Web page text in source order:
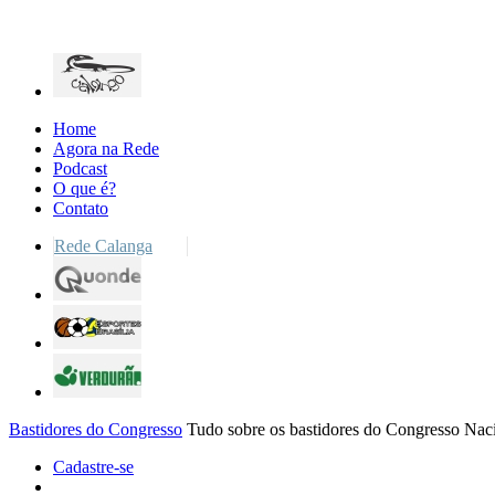
Home
Agora na Rede
Podcast
O que é?
Contato
Rede Calanga
Bastidores do Congresso Tudo sobre os bastidores do Congresso
Cadastre-se